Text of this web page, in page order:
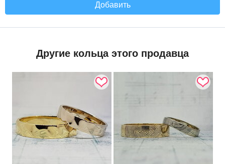
Добавить
Другие кольца этого продавца